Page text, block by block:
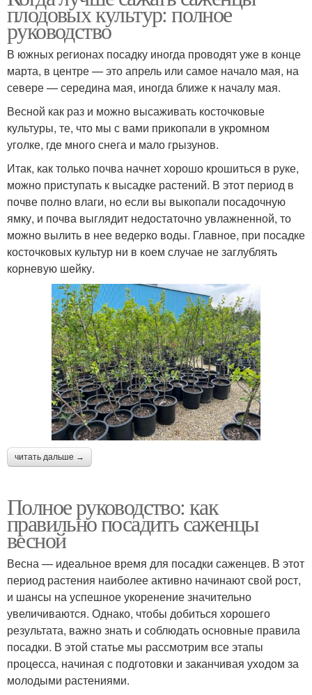
плодовых культур: полное
руководство
В южных регионах посадку иногда проводят уже в конце
марта, в центре — это апрель или самое начало мая, на
севере — середина мая, иногда ближе к началу мая.
Весной как раз и можно высаживать косточковые
культуры, те, что мы с вами прикопали в укромном
уголке, где много снега и мало грызунов.
Итак, как только почва начнет хорошо крошиться в руке,
можно приступать к высадке растений. В этот период в
почве полно влаги, но если вы выкопали посадочную
ямку, и почва выглядит недостаточно увлажненной, то
можно вылить в нее ведерко воды. Главное, при посадке
косточковых культур ни в коем случае не заглублять
корневую шейку.
читать дальше →
Полное руководство: как
правильно посадить саженцы
весной
Весна — идеальное время для посадки саженцев. В этот
период растения наиболее активно начинают свой рост,
и шансы на успешное укоренение значительно
увеличиваются. Однако, чтобы добиться хорошего
результата, важно знать и соблюдать основные правила
посадки. В этой статье мы рассмотрим все этапы
процесса, начиная с подготовки и заканчивая уходом за
молодыми растениями.